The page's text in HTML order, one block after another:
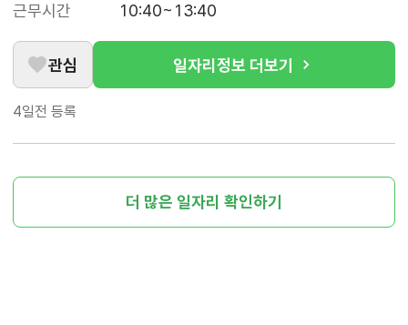
근무시간
10:40~13:40
관심 일자리정보 더보기
4일전 등록
더 많은 일자리 확인하기